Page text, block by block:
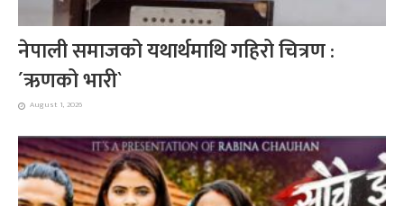
नेपाली समाजको यथार्थमाथि गहिरो चित्रण :
´ऋणको भारी`
August 1, 2026